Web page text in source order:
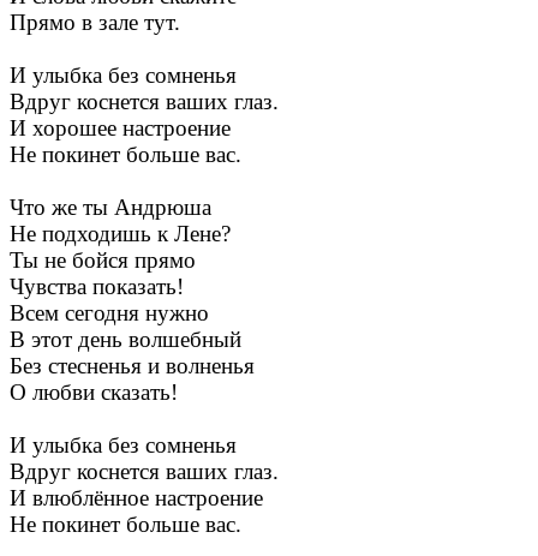
Прямо в зале тут.
И улыбка без сомненья
Вдруг коснется ваших глаз.
И хорошее настроение
Не покинет больше вас.
Что же ты Андрюша
Не подходишь к Лене?
Ты не бойся прямо
Чувства показать!
Всем сегодня нужно
В этот день волшебный
Без стесненья и волненья
О любви сказать!
И улыбка без сомненья
Вдруг коснется ваших глаз.
И влюблённое настроение
Не покинет больше вас.